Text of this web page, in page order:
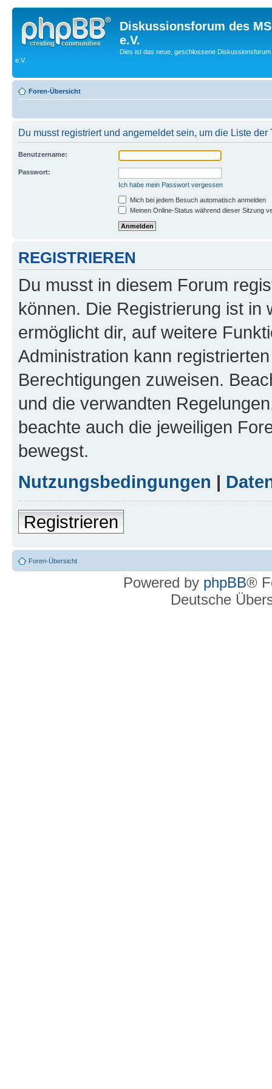
Diskussionsforum des
e.V.
Dies ist das neue, geschlossene
e.V.
Foren-Übersicht
Du musst registriert und angemeldet sein, um die Liste
Benutzername:
Passwort:
Ich habe mein Passwort vergessen
Mich bei jedem Besuch automatisch anmelden
Meinen Online-Status während dieser Sitzung
REGISTRIEREN
Du musst in diesem Forum
können. Die Registrierung ist in
ermöglicht dir, auf weitere
Administration kann
Berechtigungen zuweisen.
und die verwandten
beachte auch die jeweiligen
bewegst.
Nutzungsbedingungen |
Registrieren
Foren-Übersicht
Powered by phpBB®
Deutsche